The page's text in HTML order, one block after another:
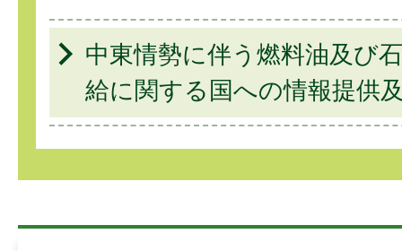
中東情勢に伴う燃料油及び
給に関する国への情報提供